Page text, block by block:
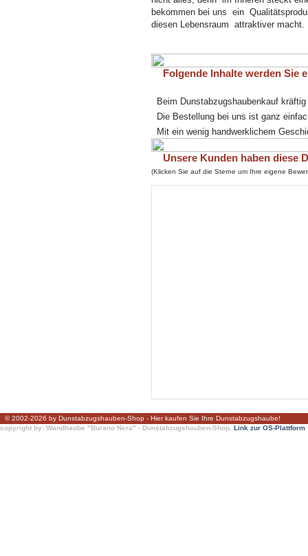
bekommen bei uns ein
diesen Lebensraum attraktiver macht.
Folgende Inhalte werden Sie
Beim Dunstabzugshaubenkauf
Die Bestellung bei uns ist ganz
Mit ein wenig handwerklichem
Unsere Kunden haben diese
(Klicken Sie auf die Sterne um Ihre eigene
© 2002-2026 by Dunstabzugshauben-Shop - Hier kaufen Sie Ihre Dunstabzugshaube!
copyright by: Wandhaube "Burano Nera" - Dunstabzugshauben-Shop. Link zur OS-Plattform